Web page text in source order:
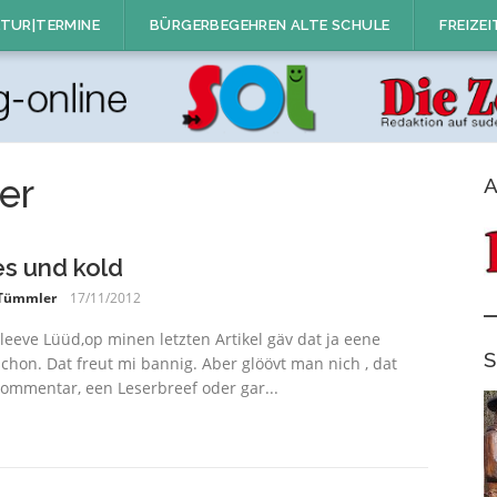
BÜRGERBEGEHREN ALTE SCHULE
und kold
17/11/2012
Lüüd,op minen letzten Artikel gäv dat ja eene
Dat freut mi bannig. Aber glöövt man nich , dat
een Leserbreef oder gar...